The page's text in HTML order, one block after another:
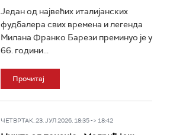
Један од највећих италијанских
фудбалера свих времена и легенда
Милана Франко Барези преминуо је у
66. години...
Прочитај
ЧЕТВРТАК, 23. ЈУЛ 2026, 18:35 -> 18:42